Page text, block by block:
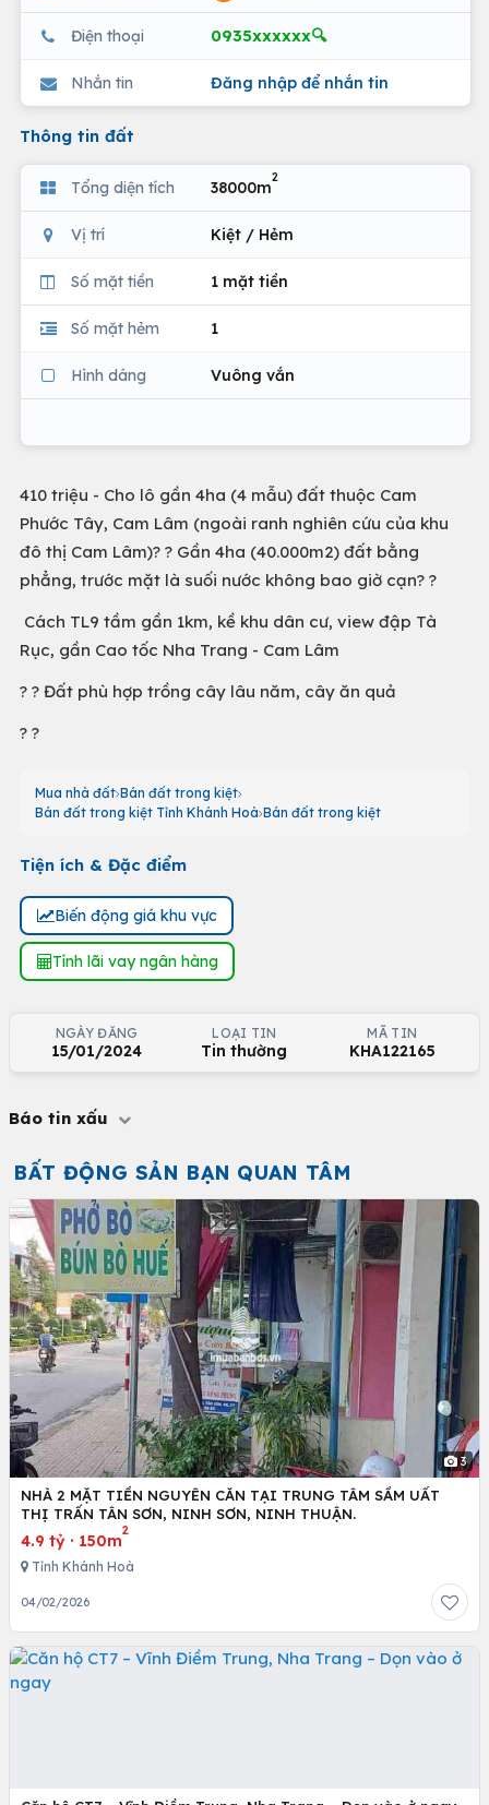
Điện thoại 0935xxxxxx🔍
Nhắn tin Đăng nhập để nhắn tin
Thông tin đất
Tổng diện tích 38000m
2
Vị trí Kiệt / Hẻm
Số mặt tiền 1 mặt tiền
Số mặt hẻm 1
Hình dáng Vuông vắn
410 triệu - Cho lô gần 4ha (4 mẫu) đất thuộc Cam
Phước Tây, Cam Lâm (ngoài ranh nghiên cứu của khu
đô thị Cam Lâm)? ? Gần 4ha (40.000m2) đất bằng
phẳng, trước mặt là suối nước không bao giờ cạn? ?
Cách TL9 tầm gần 1km, kề khu dân cư, view đập Tà
Rục, gần Cao tốc Nha Trang - Cam Lâm
? ? Đất phù hợp trồng cây lâu năm, cây ăn quả
? ?
Mua nhà đất Bán đất trong kiệt
Bán đất trong kiệt Tỉnh Khánh Hoà Bán đất trong kiệt
Tiện ích & Đặc điểm
Biến động giá khu vực
Tính lãi vay ngân hàng
NGÀY ĐĂNG
15/01/2024
LOẠI TIN
Tin thường
MÃ TIN
KHA122165
Báo tin xấu
BẤT ĐỘNG SẢN BẠN QUAN TÂM
3
NHÀ 2 MẶT TIỀN NGUYÊN CĂN TẠI TRUNG TÂM SẦM UẤT
THỊ TRẤN TÂN SƠN, NINH SƠN, NINH THUẬN.
4.9 tỷ · 150m
2
Tỉnh Khánh Hoà
04/02/2026